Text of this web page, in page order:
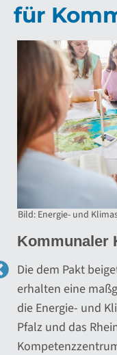
für
Bild: Energie- und
Kommunale
Die kommunale
strategisches
zukünftigen
diese nur durch
die aus der